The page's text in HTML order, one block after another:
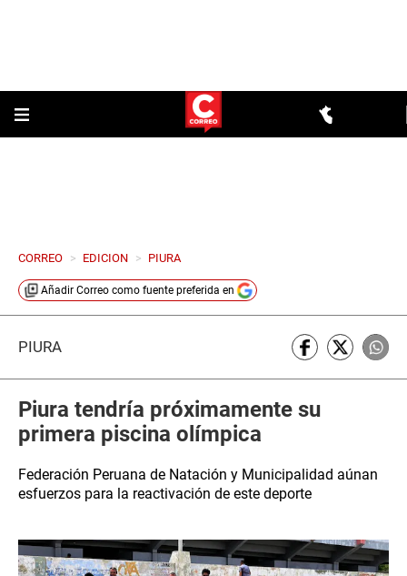
CORREO > EDICION > PIURA
Añadir Correo como fuente preferida en
PIURA
Piura tendría próximamente su
primera piscina olímpica
Federación Peruana de Natación y Municipalidad aúnan
esfuerzos para la reactivación de este deporte